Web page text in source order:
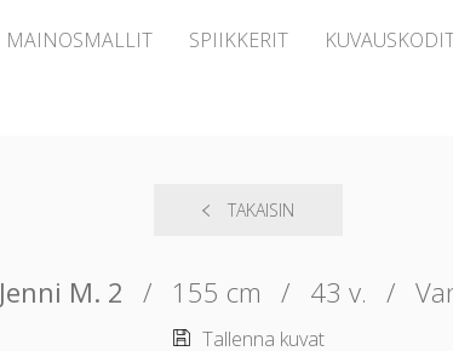
MAINOSMALLIT SPIIKKERIT
TAKAISIN
Jenni M. 2 / 155 cm / 43 v. /
Tallenna kuvat